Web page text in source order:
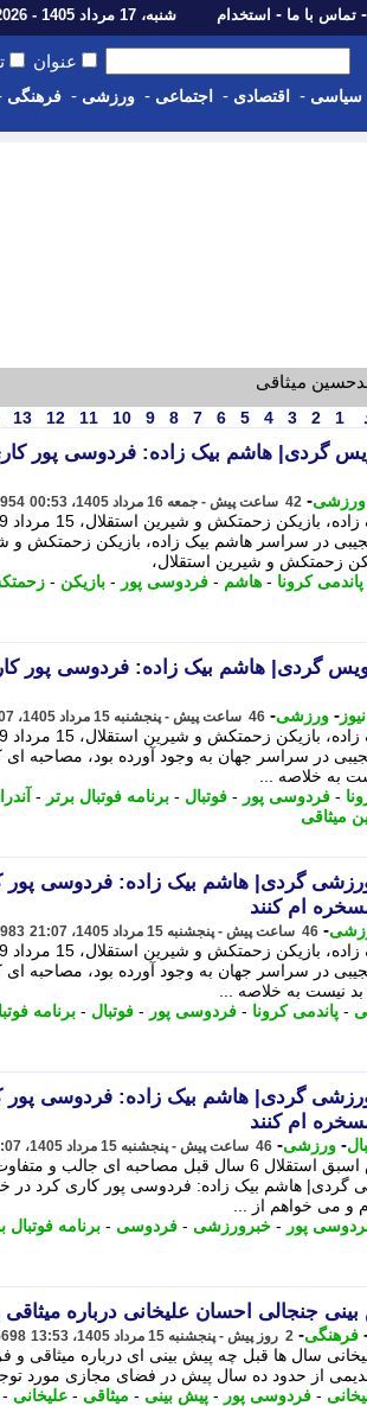
- تماس با ما - استخدام شنبه، 17 مرداد 1405 - Sat, 08th Aug 2026
عنوان
سیاسی - اقتصادی - اجتماعی - ورزشی - فرهنگی
میثاقی
1
2
3
4
5
6
7
8
9
10
11
12
13
گردی| هاشم بیک زاده: فردوسی پور
ورزشی- 42 ساعت پیش - جمعه 16 مرداد 1405، 00:53
در سراسر هاشم بیک زاده، بازیکن زحمتکش و
زحمتکش و شیرین استقلال،
پاندمی کرونا - هاشم - فردوسی پور - بازیکن -
گردی| هاشم بیک زاده: فردوسی پور
- ورزشی- 46 ساعت پیش - پنجشنبه 15 مرداد 1405، 21:07
در سراسر جهان به وجود آورده بود، مصاحبه ای
به خلاصه ...
- فردوسی پور - فوتبال - برنامه فوتبال برتر -
میثاقی
گردی| هاشم بیک زاده: فردوسی پور
ام کنند
- 46 ساعت پیش - پنجشنبه 15 مرداد 1405، 21:07
در سراسر جهان به وجود آورده بود، مصاحبه ای
بد نیست به خلاصه ...
- پاندمی کرونا - فردوسی پور - فوتبال - برنامه
گردی| هاشم بیک زاده: فردوسی پور
ام کنند
- ورزشی- 46 ساعت پیش - پنجشنبه 15 مرداد 1405، 21:07
ملی پوش اسبق استقلال 6 سال قبل مصاحبه ای جالب
گردی| هاشم بیک زاده: فردوسی پور کاری کرد در
و می خواهم از ...
پور - خبرورزشی - فردوسی - برنامه فوتبال
جنجالی احسان علیخانی درباره
فرهنگی- 2 روز پیش - پنجشنبه 15 مرداد 1405، 13:53
سال ها قبل چه پیش بینی ای درباره میثاقی و
از حدود ده سال پیش در فضای مجازی مورد
- فردوسی پور - پیش بینی - میثاقی - علیخانی -